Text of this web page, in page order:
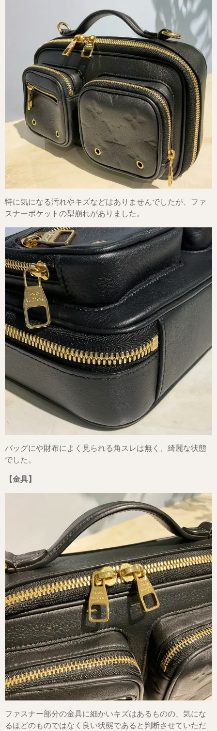
特に気になる汚れやキズなどはありませんでしたが、ファ
スナーポケットの型崩れがありました。
バッグにや財布によく見られる角スレは無く、綺麗な状態
でした。
【金具】
ファスナー部分の金具に細かいキズはあるものの、気にな
るほどのものではなく良い状態であると判断させていただ